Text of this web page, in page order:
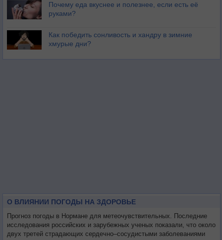
Почему еда вкуснее и полезнее, если есть её
руками?
Как победить сонливость и хандру в зимние
хмурые дни?
О ВЛИЯНИИ ПОГОДЫ НА ЗДОРОВЬЕ
Прогноз погоды в Нормане для метеочувствительных. Последние
исследования российских и зарубежных ученых показали, что около
двух третей страдающих сердечно–сосудистыми заболеваниями